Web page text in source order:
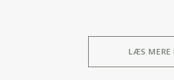
LÆS MERE